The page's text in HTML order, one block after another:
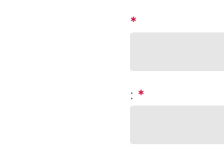
*
: *